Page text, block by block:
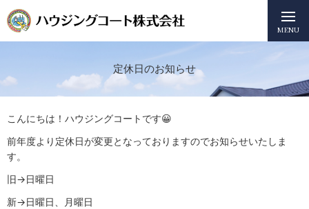
MENU
定休日のお知らせ
こんにちは！ハウジングコートです😀
前年度より定休日が変更となっておりますのでお知らせいたしま
す。
旧→日曜日
新→日曜日、月曜日